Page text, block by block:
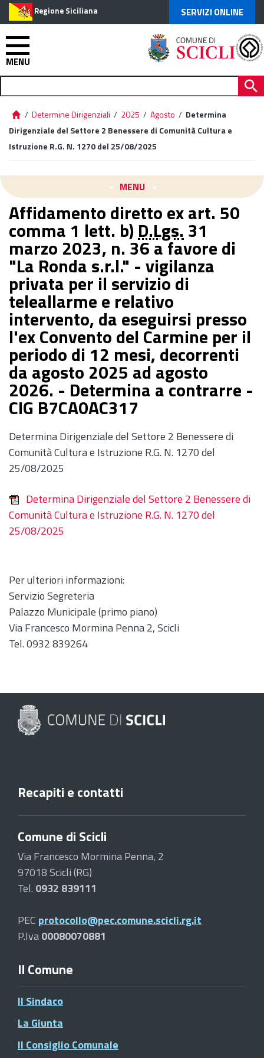
Regione Siciliana SERVIZI ONLINE
MENU
/ Determine Dirigenziali / 2025 / Agosto / Determina
Dirigenziale del Settore 2 Benessere di Comunità Cultura e
Istruzione R.G. N. 1270 del 25/08/2025
MENU
Affidamento diretto ex art. 50
comma 1 lett. b) D.Lgs. 31
marzo 2023, n. 36 a favore di
"La Ronda s.r.l." - vigilanza
privata per il servizio di
teleallarme e relativo
intervento, da eseguirsi presso
l'ex Convento del Carmine per il
periodo di 12 mesi, decorrenti
da agosto 2025 ad agosto
2026. - Determina a contrarre -
CIG B7CA0AC317
Determina Dirigenziale del Settore 2 Benessere di
Comunità Cultura e Istruzione R.G. N. 1270 del
25/08/2025
Determina Dirigenziale del Settore 2 Benessere di
Comunità Cultura e Istruzione R.G. N. 1270 del
25/08/2025
Per ulteriori informazioni:
Servizio Segreteria
Palazzo Municipale (primo piano)
Via Francesco Mormina Penna 2, Scicli
Tel. 0932 839264
Recapiti e contatti
Comune di Scicli
Via Francesco Mormina Penna, 2
97018 Scicli (RG)
Tel. 0932 839111
PEC protocollo@pec.comune.scicli.rg.it
P.Iva00080070881
Il Comune
Il Sindaco
La Giunta
Il Consiglio Comunale